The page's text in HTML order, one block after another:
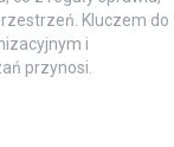
Kluczem do
i
przynosi.